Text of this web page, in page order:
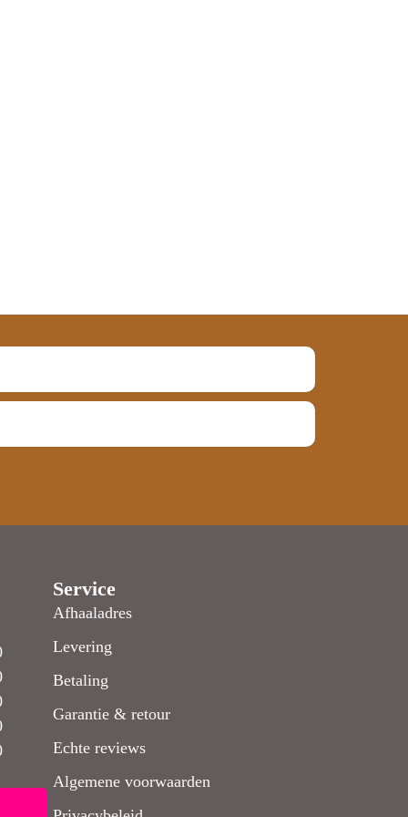
Service
Afhaaladres
Levering
Betaling
Garantie & retour
Echte reviews
Algemene voorwaarden